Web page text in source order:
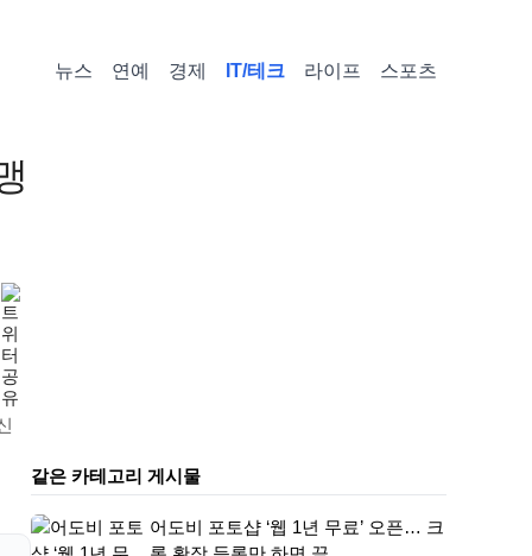
뉴스 연예 경제 IT/테크 라이프 스포츠
같은 카테고리 게시물
어도비 포토샵 ‘웹 1년 무료’ 오픈… 크